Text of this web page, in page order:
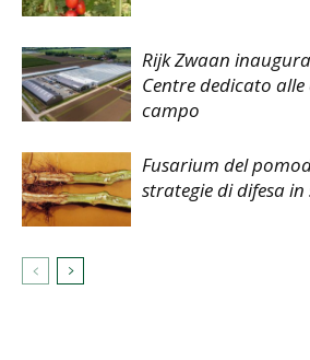
Rijk Zwaan
Centre dedicato
campo
Fusarium del
strategie di difesa in